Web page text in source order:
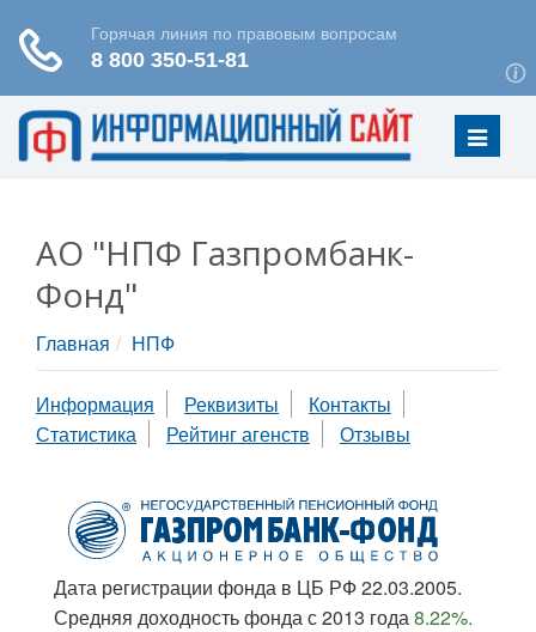
Меню
АО "НПФ Газпромбанк-
Фонд"
Главная НПФ
Информация Реквизиты
Контакты
Статистика
Рейтинг агенств Отзывы
Дата регистрации фонда в ЦБ РФ 22.03.2005.
Средняя доходность фонда с 2013 года8.22%.